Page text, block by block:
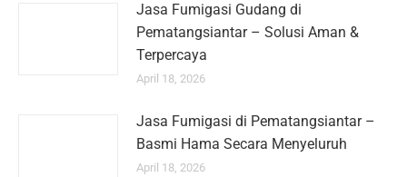
Jasa Fumigasi Gudang di
Pematangsiantar – Solusi Aman &
Terpercaya
April 18, 2026
Jasa Fumigasi di Pematangsiantar –
Basmi Hama Secara Menyeluruh
April 18, 2026